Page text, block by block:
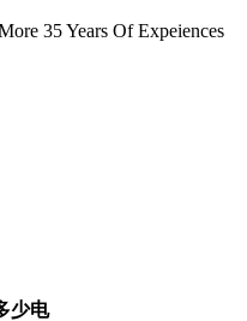
35 Years Of Expeiences
少电